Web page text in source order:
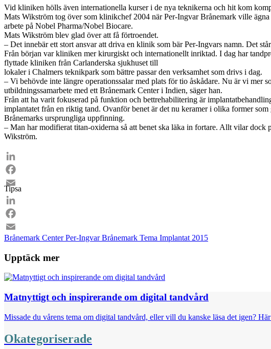
Vid kliniken hölls även internationella kurser i de nya teknikerna och hit kom
Mats Wikström tog över som klinikchef 2004 när Per-Ingvar Brånemark ville
arbete på Nobel Pharma/Nobel Biocare.
Mats Wikström blev glad över att få förtroendet.
– Det innebär ett stort ansvar att driva en klinik som bär Per-Ingvars namn. Det
Från början var kliniken mer kirurgiskt och internationellt inriktad. I dag har
flyttade kliniken från Carlanderska sjukhuset till
lokaler i Chalmers teknikpark som bättre passar den verksamhet som drivs i dag.
– Vi behövde inte längre operationssalar med plats för tio åskådare. Nu är vi
utbildningssamarbete med ett Brånemark Center i Indien, säger han.
Från att ha varit fokuserad på funktion och bettrehabilitering är
implantatet från en riktig tand. Ovanför benet är det nu keramer i olika former
Brånemarks ursprungliga uppfinning.
– Man har modifierat titan-oxiderna så att benet ska läka in fortare. Allt vilar
Wikström.
LinkedIn
Facebook
Email
Tipsa
LinkedIn
Facebook
Email
Brånemark CenterPer-Ingvar Brånemark Tema Implantat 2015
Upptäck mer
Matnyttigt och inspirerande om digital tandvård
Missade du vårens tema om digital tandvård, eller vill du kanske läsa det igen?
Okategoriserade